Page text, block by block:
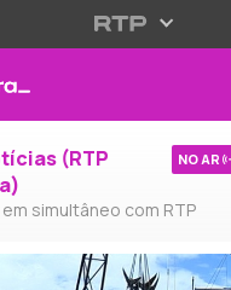
(RTP
simultâneo com RTP
NO AR